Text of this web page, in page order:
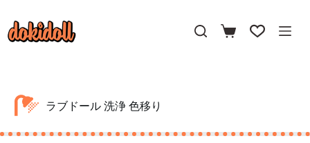
テ
プ
ラブドール 洗浄 色移り